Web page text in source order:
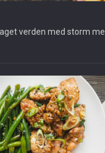
verden med storm